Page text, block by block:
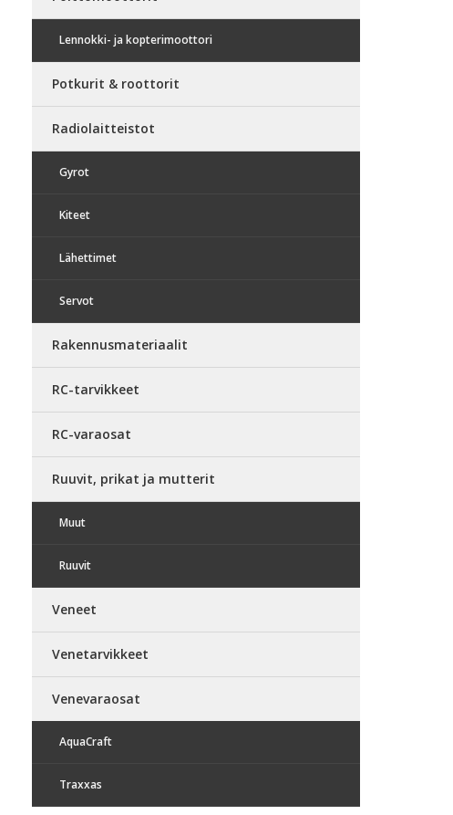
Lennokki- ja kopterimoottori
Potkurit & roottorit
Radiolaitteistot
Gyrot
Kiteet
Lähettimet
Servot
Rakennusmateriaalit
RC-tarvikkeet
RC-varaosat
Ruuvit, prikat ja mutterit
Muut
Ruuvit
Veneet
Venetarvikkeet
Venevaraosat
AquaCraft
Traxxas